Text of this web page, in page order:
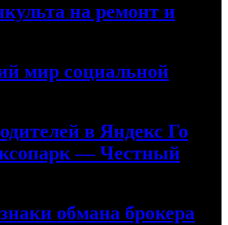
на ремонт и
мир социальной
в Яндекс Го
— Честный
обмана брокера